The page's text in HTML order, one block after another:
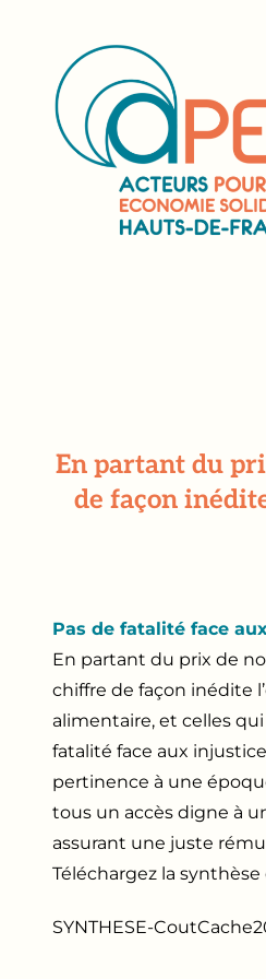
En partant du
de façon
Pas de fatalité face
En partant du prix de
chiffre de façon inédite
alimentaire, et celles
fatalité face aux
pertinence à une
tous un accès digne à
assurant une juste
Téléchargez la
SYNTHESE-